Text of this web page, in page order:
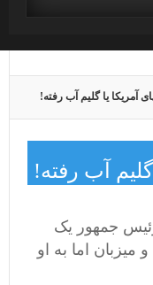
آمریکا یا گلیم آب رفته!
آب رفته!
رئیس جمهور یک
اما به او